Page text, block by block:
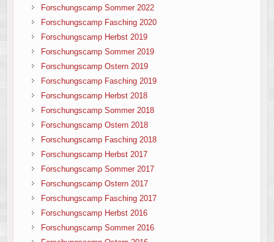
Forschungscamp Sommer 2022
Forschungscamp Fasching 2020
Forschungscamp Herbst 2019
Forschungscamp Sommer 2019
Forschungscamp Ostern 2019
Forschungscamp Fasching 2019
Forschungscamp Herbst 2018
Forschungscamp Sommer 2018
Forschungscamp Ostern 2018
Forschungscamp Fasching 2018
Forschungscamp Herbst 2017
Forschungscamp Sommer 2017
Forschungscamp Ostern 2017
Forschungscamp Fasching 2017
Forschungscamp Herbst 2016
Forschungscamp Sommer 2016